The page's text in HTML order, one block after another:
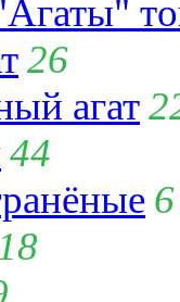
26
агат
44
6
18